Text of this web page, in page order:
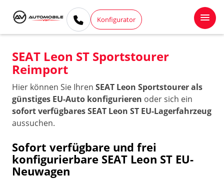
Konfigurator
SEAT Leon ST Sportstourer
Reimport
Hier können Sie Ihren SEAT Leon Sportstourer als
günstiges EU-Auto konfigurieren oder sich ein
sofort verfügbares SEAT Leon ST EU-Lagerfahrzeug
aussuchen.
Sofort verfügbare und frei
konfigurierbare SEAT Leon ST EU-
Neuwagen